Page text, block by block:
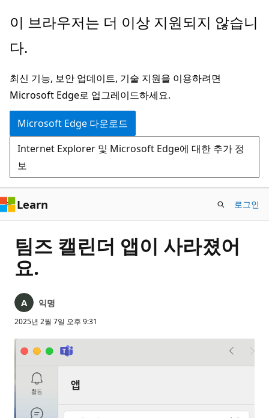
주
콘
츠
로
건
너
뛰
기
이 브라우저는 더 이상 지원되지 않습니
다.
최신 기능, 보안 업데이트, 기술 지원을 이용하려면
Microsoft Edge로 업그레이드하세요.
Microsoft Edge 다운로드
Internet Explorer 및 Microsoft Edge에 대한 추가 정
보
Learn 로그인
팀즈 캘린더 앱이 사라졌어
요.
익명
2025년 2월 7일 오후 9:31